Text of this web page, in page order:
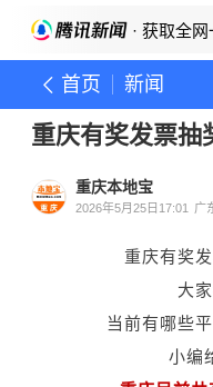
· 获取全
首页 新闻
重庆有奖发票抽
重庆本地宝
2026年5月25日17:01 广
重庆有奖
大
当前有哪些
小编